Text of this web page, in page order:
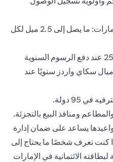
أميال سكاي واردز من طيران الإمارات: ما يصل إلى 2.5 ميل لكل
مكافأة أميال سكاي واردز: 25.000 عند دفع الرسوم السنوية
10.000 ميل من أميال سكاي واردز سنويًا عند
95 دولة.
ومنافذ البيع بالتجزئة.
يساعد على ضمان إدارة
كنت تعرف شخصًا ما يحتاج إلى
الائتمانية في الإمارات